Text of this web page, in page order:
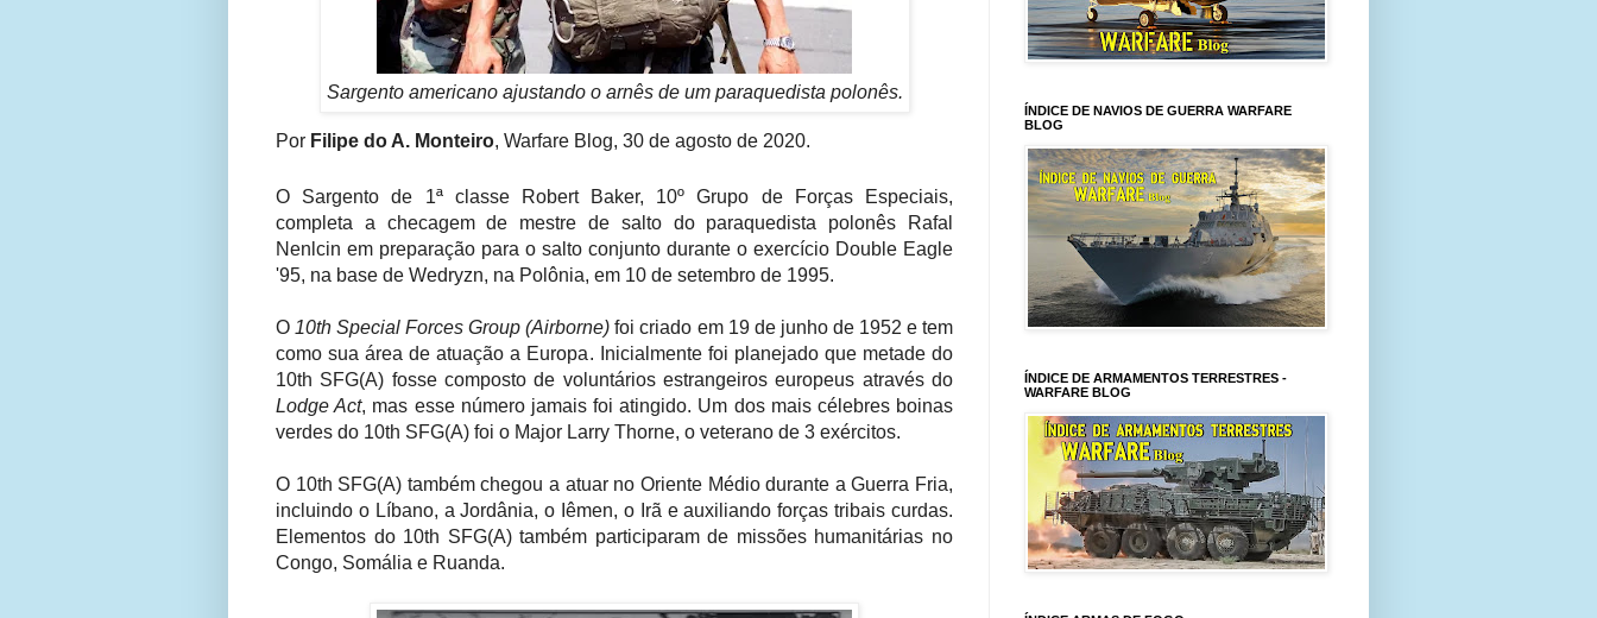
Sargento americano ajustando o arnês de um paraquedista polonês.
Por Filipe do A. Monteiro, Warfare Blog, 30 de agosto de 2020.
O Sargento de 1ª classe Robert Baker, 10º Grupo de Forças Especiais,
completa a checagem de mestre de salto do paraquedista polonês Rafal
Nenlcin em preparação para o salto conjunto durante o exercício Double Eagle
'95, na base de Wedryzn, na Polônia, em 10 de setembro de 1995.
O 10th Special Forces Group (Airborne) foi criado em 19 de junho de 1952 e tem
como sua área de atuação a Europa. Inicialmente foi planejado que metade do
10th SFG(A) fosse composto de voluntários estrangeiros europeus através do
Lodge Act, mas esse número jamais foi atingido. Um dos mais célebres boinas
verdes do 10th SFG(A) foi o Major Larry Thorne, o veterano de 3 exércitos.
O 10th SFG(A) também chegou a atuar no Oriente Médio durante a Guerra Fria,
incluindo o Líbano, a Jordânia, o Iêmen, o Irã e auxiliando forças tribais curdas.
Elementos do 10th SFG(A) também participaram de missões humanitárias no
Congo, Somália e Ruanda.
ÍNDICE DE NAVIOS DE GUERRA WARFARE
BLOG
ÍNDICE DE ARMAMENTOS TERRESTRES -
WARFARE BLOG